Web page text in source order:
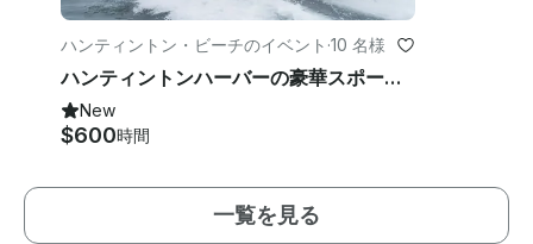
ハンティントン・ビーチのイベント ·10 名様
ハンティントンハーバーの豪華スポーツヨット
New
$600時間
一覧を見る